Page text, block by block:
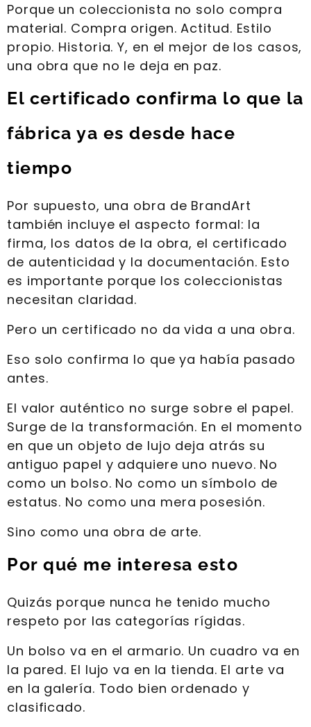
Porque un coleccionista no solo compra
material. Compra origen. Actitud. Estilo
propio. Historia. Y, en el mejor de los casos,
una obra que no le deja en paz.
El certificado confirma lo que la
fábrica ya es desde hace
tiempo
Por supuesto, una obra de BrandArt
también incluye el aspecto formal: la
firma, los datos de la obra, el certificado
de autenticidad y la documentación. Esto
es importante porque los coleccionistas
necesitan claridad.
Pero un certificado no da vida a una obra.
Eso solo confirma lo que ya había pasado
antes.
El valor auténtico no surge sobre el papel.
Surge de la transformación. En el momento
en que un objeto de lujo deja atrás su
antiguo papel y adquiere uno nuevo. No
como un bolso. No como un símbolo de
estatus. No como una mera posesión.
Sino como una obra de arte.
Por qué me interesa esto
Quizás porque nunca he tenido mucho
respeto por las categorías rígidas.
Un bolso va en el armario. Un cuadro va en
la pared. El lujo va en la tienda. El arte va
en la galería. Todo bien ordenado y
clasificado.